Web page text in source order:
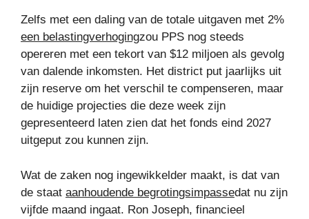
Zelfs met een daling van de totale uitgaven met 2%
een belastingverhogingzou PPS nog steeds
opereren met een tekort van $12 miljoen als gevolg
van dalende inkomsten. Het district put jaarlijks uit
zijn reserve om het verschil te compenseren, maar
de huidige projecties die deze week zijn
gepresenteerd laten zien dat het fonds eind 2027
uitgeput zou kunnen zijn.
Wat de zaken nog ingewikkelder maakt, is dat van
de staat aanhoudende begrotingsimpassedat nu zijn
vijfde maand ingaat. Ron Joseph, financieel